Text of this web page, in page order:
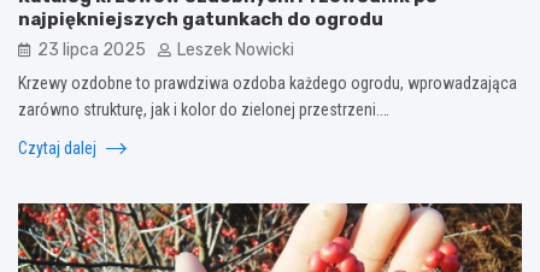
najpiękniejszych gatunkach do ogrodu
23 lipca 2025 Leszek Nowicki
Krzewy ozdobne to prawdziwa ozdoba każdego ogrodu, wprowadzająca
zarówno strukturę, jak i kolor do zielonej przestrzeni.…
Czytaj dalej